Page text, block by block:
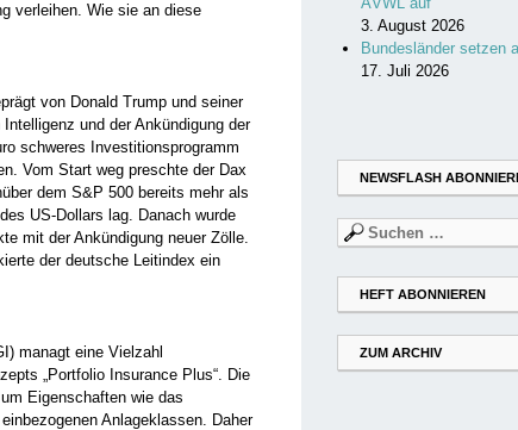
verleihen. Wie sie an diese
von Donald Trump und seiner
und der Ankündigung der
schweres Investitionsprogramm
Vom Start weg preschte der Dax
dem S&P 500 bereits mehr als
US-Dollars lag. Danach wurde
mit der Ankündigung neuer Zölle.
der deutsche Leitindex ein
managt eine Vielzahl
„Portfolio Insurance Plus“. Die
Eigenschaften wie das
Anlageklassen. Daher
3. August 2026
Bundesländer setzen
17. Juli 2026
NEWSFLASH
Suchen
nach:
HEFT ABONNIEREN
ZUM ARCHIV